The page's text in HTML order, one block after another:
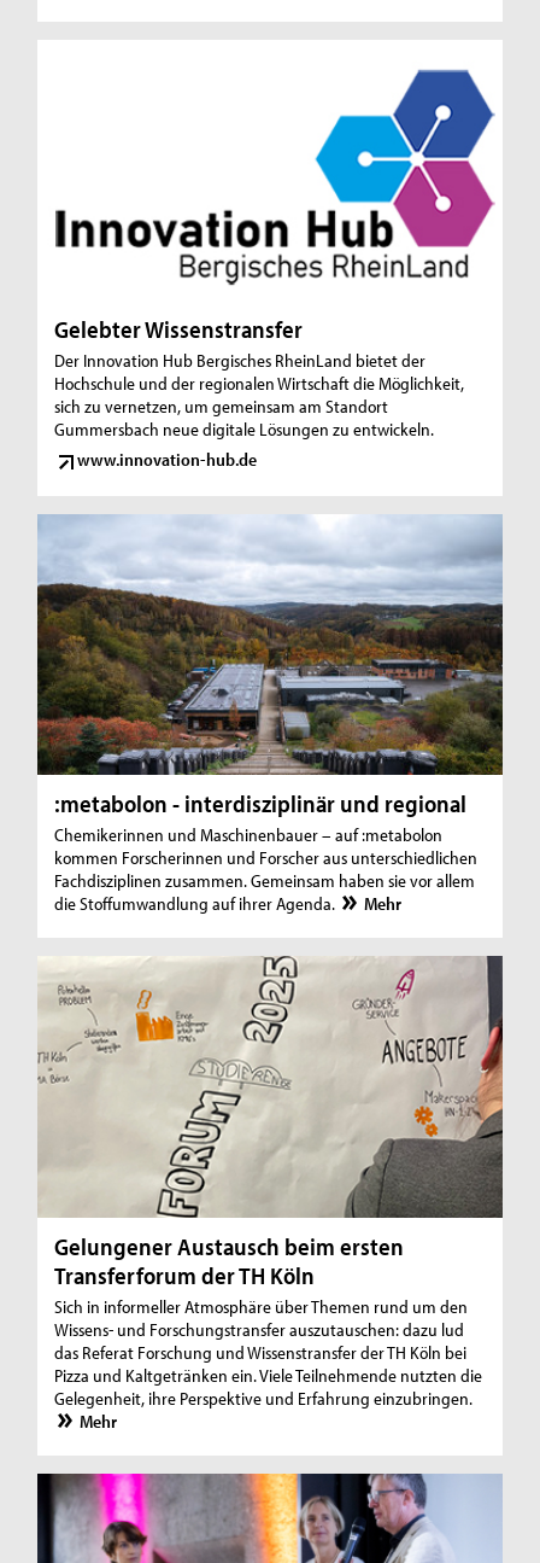
Gelebter Wissenstransfer
Der Innovation Hub Bergisches RheinLand bietet der
Hochschule und der regionalen Wirtschaft die Möglichkeit,
sich zu vernetzen, um gemeinsam am Standort
Gummersbach neue digitale Lösungen zu entwickeln.
www.innovation-hub.de
:metabolon - interdisziplinär und regional
Chemikerinnen und Maschinenbauer – auf :metabolon
kommen Forscherinnen und Forscher aus unterschiedlichen
Fachdisziplinen zusammen. Gemeinsam haben sie vor allem
die Stoffumwandlung auf ihrer Agenda.
Mehr
Gelungener Austausch beim ersten
Transferforum der TH Köln
Sich in informeller Atmosphäre über Themen rund um den
Wissens- und Forschungstransfer auszutauschen: dazu lud
das Referat Forschung und Wissenstransfer der TH Köln bei
Pizza und Kaltgetränken ein. Viele Teilnehmende nutzten die
Gelegenheit, ihre Perspektive und Erfahrung einzubringen.
Mehr